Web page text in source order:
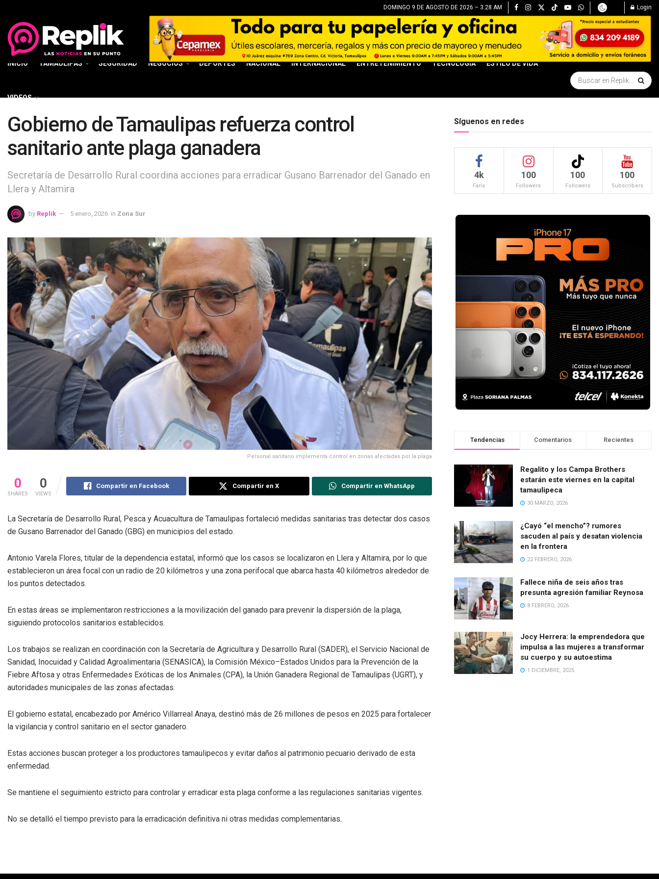
DOMINGO 9 DE AGOSTO DE 2026 – 3:28 AM Login
INICIO TAMAULIPAS SEGURIDAD NEGOCIOS DEPORTES NACIONAL INTERNACIONAL ENTRETENIMIENTO TECNOLOGÍA ESTILO DE VIDA
VIDEOS
Gobierno de Tamaulipas refuerza control
sanitario ante plaga ganadera
Secretaría de Desarrollo Rural coordina acciones para erradicar Gusano Barrenador del Ganado en
Llera y Altamira
by Replik 5 enero, 2026 in Zona Sur
Personal sanitario implementa control en zonas afectadas por la plaga
0
SHARES
0
VIEWS
Compartir en Facebook Compartir en X Compartir en WhatsApp
La Secretaría de Desarrollo Rural, Pesca y Acuacultura de Tamaulipas fortaleció medidas sanitarias tras detectar dos casos
de Gusano Barrenador del Ganado (GBG) en municipios del estado.
Antonio Varela Flores, titular de la dependencia estatal, informó que los casos se localizaron en Llera y Altamira, por lo que
establecieron un área focal con un radio de 20 kilómetros y una zona perifocal que abarca hasta 40 kilómetros alrededor de
los puntos detectados.
En estas áreas se implementaron restricciones a la movilización del ganado para prevenir la dispersión de la plaga,
siguiendo protocolos sanitarios establecidos.
Los trabajos se realizan en coordinación con la Secretaría de Agricultura y Desarrollo Rural (SADER), el Servicio Nacional de
Sanidad, Inocuidad y Calidad Agroalimentaria (SENASICA), la Comisión México–Estados Unidos para la Prevención de la
Fiebre Aftosa y otras Enfermedades Exóticas de los Animales (CPA), la Unión Ganadera Regional de Tamaulipas (UGRT), y
autoridades municipales de las zonas afectadas.
El gobierno estatal, encabezado por Américo Villarreal Anaya, destinó más de 26 millones de pesos en 2025 para fortalecer
la vigilancia y control sanitario en el sector ganadero.
Estas acciones buscan proteger a los productores tamaulipecos y evitar daños al patrimonio pecuario derivado de esta
enfermedad.
Se mantiene el seguimiento estricto para controlar y erradicar esta plaga conforme a las regulaciones sanitarias vigentes.
No se detalló el tiempo previsto para la erradicación definitiva ni otras medidas complementarias.
Síguenos en redes
4k
Fans
100
Followers
100
Followers
100
Subscribers
Tendencias Comentarios Recientes
Regalito y los Campa Brothers
estarán este viernes en la capital
tamaulipeca
30 MARZO, 2026
¿Cayó “el mencho”? rumores
sacuden al país y desatan violencia
en la frontera
22 FEBRERO, 2026
Fallece niña de seis años tras
presunta agresión familiar Reynosa
8 FEBRERO, 2026
Jocy Herrera: la emprendedora que
impulsa a las mujeres a transformar
su cuerpo y su autoestima
1 DICIEMBRE, 2025